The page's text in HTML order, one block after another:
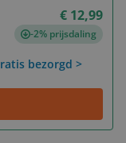
€ 12,99
-2% prijsdaling
bezorgd >